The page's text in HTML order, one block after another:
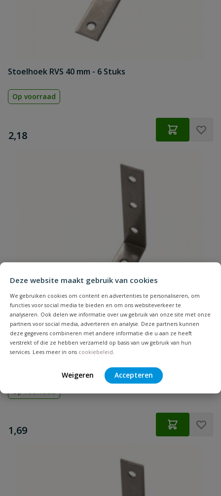
Deze website maakt gebruik van cookies
We gebruiken cookies om content en advertenties te personaliseren, om
functies voor social media te bieden en om ons websiteverkeer te
analyseren. Ook delen we informatie over uw gebruik van onze site met onze
partners voor social media, adverteren en analyse. Deze partners kunnen
deze gegevens combineren met andere informatie die u aan ze heeft
verstrekt of die ze hebben verzameld op basis van uw gebruik van hun
services. Lees meer in ons cookiebeleid.
Weigeren Accepteren
Stoelhoek RVS 40 mm - 6 Stuks
Op voorraad
€
2,18
Stoelhoek RVS 50 mm - 6 Stuks
Op voorraad
€
1,69